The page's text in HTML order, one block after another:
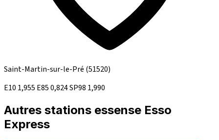
Saint-Martin-sur-le-Pré (51520)
E10 1,955 E850,824SP98 1,990
Autres stations essense Esso
Express